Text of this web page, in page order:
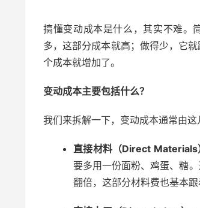
搞懂变动成本是什么，其实不难。
多，这部分成本就高；做得少，它
个成本就增加了。
变动成本主要包括什么？
我们来拆解一下，变动成本通常由这
直接材料（Direct Materials
要多用一份面粉、鸡蛋、糖
翻倍，这部分材料费也基本跟